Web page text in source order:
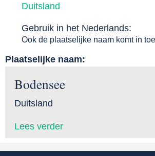
Duitsland
Gebruik in het Nederlands:
Ook de plaatselijke naam komt in
Plaatselijke naam:
Bodensee
Duitsland
Lees verder